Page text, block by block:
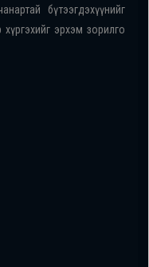
бүтээгдэхүүнийг
эрхэм зорилго